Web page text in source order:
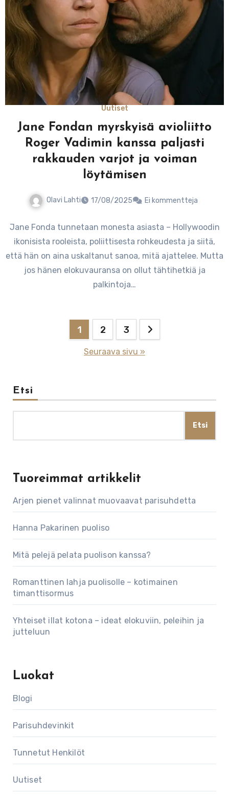
Uutiset
Jane Fondan myrskyisä avioliitto
Roger Vadimin kanssa paljasti
rakkauden varjot ja voiman
löytämisen
Olavi Lahti 17/08/2025 Ei kommentteja
Jane Fonda tunnetaan monesta asiasta – Hollywoodin
ikonisista rooleista, poliittisesta rohkeudesta ja siitä,
että hän on aina uskaltanut sanoa, mitä ajattelee. Mutta
jos hänen elokuvauransa on ollut tähtihetkiä ja
palkintoja…
Artikkelien
1 2 3
Seuraava sivu »
Etsi
Etsi
Tuoreimmat artikkelit
Arjen pienet valinnat muovaavat parisuhdetta
Hanna Pakarinen puoliso
Mitä pelejä pelata puolison kanssa?
Romanttinen lahja puolisolle – kotimainen
timanttisormus
Yhteiset illat kotona – ideat elokuviin, peleihin ja
jutteluun
Luokat
Blogi
Parisuhdevinkit
Tunnetut Henkilöt
Uutiset